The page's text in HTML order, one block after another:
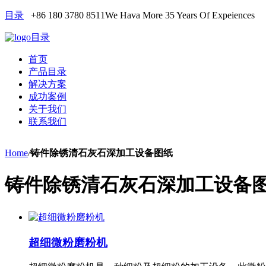
目录 +86 180 3780 8511We Hava More 35 Years Of Expeiences
目录
首页
产品目录
解决方案
成功案例
关于我们
联系我们
Home/铸件除锈清石灰石深加工设备图纸
铸件除锈清石灰石深加工设备
超细微粉磨粉机